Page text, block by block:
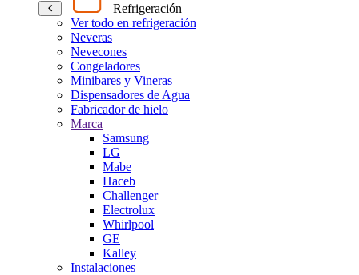
Refrigeración
Ver todo en refrigeración
Neveras
Nevecones
Congeladores
Minibares y Vineras
Dispensadores de Agua
Fabricador de hielo
Marca
Samsung
LG
Mabe
Haceb
Challenger
Electrolux
Whirlpool
GE
Kalley
Instalaciones